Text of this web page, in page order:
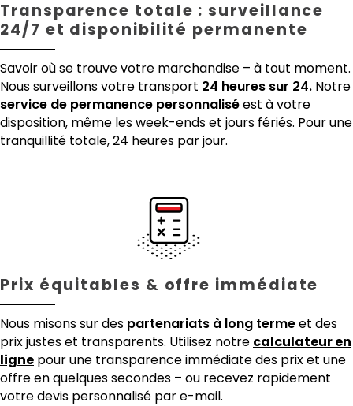
Transparence totale : surveillance
24/7 et disponibilité permanente
Savoir où se trouve votre marchandise – à tout moment.
Nous surveillons votre transport 24 heures sur 24. Notre
service de permanence personnaliséest à votre
disposition, même les week-ends et jours fériés. Pour une
tranquillité totale, 24 heures par jour.
Prix équitables & offre immédiate
Nous misons sur des partenariats à long termeet des
prix justes et transparents. Utilisez notre calculateur en
ligne pour une transparence immédiate des prix et une
offre en quelques secondes – ou recevez rapidement
votre devis personnalisé par e-mail.